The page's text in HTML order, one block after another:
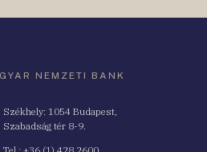
NEMZETI BANK
Székhely: 1054 Budapest,
Szabadság tér 8-9.